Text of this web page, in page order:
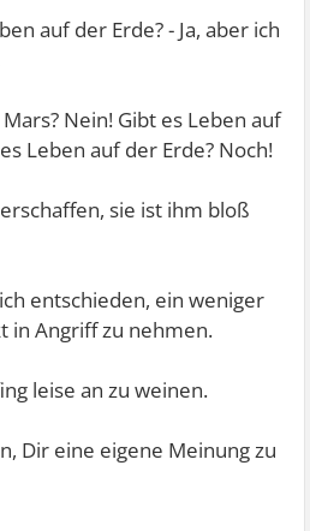
auf der Erde? - Ja, aber ich
Nein! Gibt es Leben auf
Leben auf der Erde? Noch!
sie ist ihm bloß
entschieden, ein weniger
in Angriff zu nehmen.
leise an zu weinen.
Dir eine eigene Meinung zu